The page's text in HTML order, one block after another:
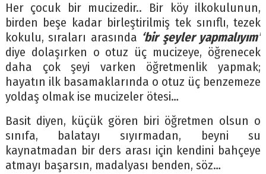
Her çocuk bir mucizedir.. Bir köy ilkokulunun,
birden beşe kadar birleştirilmiş tek sınıflı, tezek
kokulu, sıraları arasında ‘bir şeyler yapmalıyım’
diye dolaşırken o otuz üç mucizeye, öğrenecek
daha çok şeyi varken öğretmenlik yapmak;
hayatın ilk basamaklarında o otuz üç benzemeze
yoldaş olmak ise mucizeler ötesi…
Basit diyen, küçük gören biri öğretmen olsun o
sınıfa, balatayı sıyırmadan, beyni su
kaynatmadan bir ders arası için kendini bahçeye
atmayı başarsın, madalyası benden, söz…